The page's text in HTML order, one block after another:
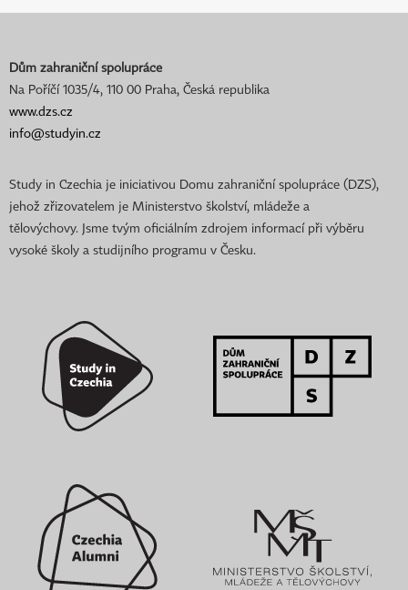
Dům zahraniční spolupráce
Na Poříčí 1035/4, 110 00 Praha, Česká republika
www.dzs.cz
info@studyin.cz
Study in Czechia je iniciativou Domu zahraniční spolupráce (DZS),
jehož zřizovatelem je Ministerstvo školství, mládeže a
tělovýchovy. Jsme tvým oficiálním zdrojem informací při výběru
vysoké školy a studijního programu v Česku.